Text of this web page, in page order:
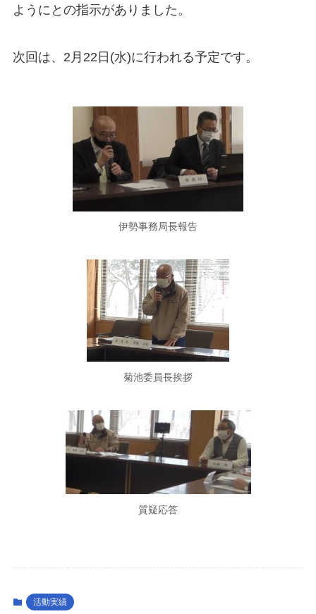
ようにとの指示がありました。
次回は、2月22日(水)に行われる予定です。
伊勢事務局長報告
菊池委員長挨拶
質疑応答
活動実績